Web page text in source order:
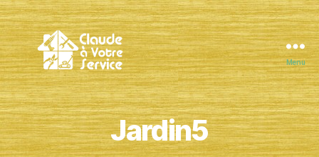
Claude
à
Votre
Service
Menu
Jardin5